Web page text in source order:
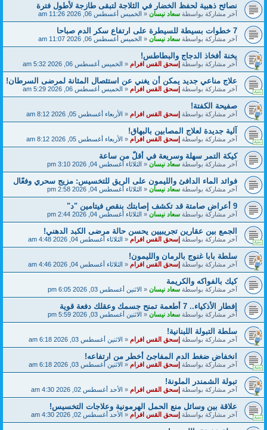
نصائح ذهبية لحفظ الخضار في الثلاجة لتبقى طازجة لأطول فترة
آخر مشاركة بواسطة سعاد نيسان « الخميس أغسطس 06, 2026 11:26 am
7 خطوات بسيطة للسيطرة على ارتفاع سكر الدم صباحا
آخر مشاركة بواسطة سعاد نيسان « الخميس أغسطس 06, 2026 11:07 am
يخنة أفخاذ الدجاج والبطاطس!
آخر مشاركة بواسطة إسحق القس افرام « الخميس أغسطس 06, 2026 5:32 am
علاج مناعي جديد يمكن أن يغني عن استئصال المثانة لمرضى السرطان!
آخر مشاركة بواسطة إسحق القس افرام « الخميس أغسطس 06, 2026 5:29 am
صفيحة الكفتة!
آخر مشاركة بواسطة إسحق القس افرام « الأربعاء أغسطس 05, 2026 8:12 am
آلية جديدة لعلاج المصابين بالبهاق!
آخر مشاركة بواسطة إسحق القس افرام « الأربعاء أغسطس 05, 2026 8:12 am
كيكة التمر سهلة وسريعة في أقلّ من ساعة
آخر مشاركة بواسطة سعاد نيسان « الثلاثاء أغسطس 04, 2026 3:10 pm
فوائد الماء الدافئ والليمون على الريق للتخسيس: مزيج سحري وفعّال
آخر مشاركة بواسطة سعاد نيسان « الثلاثاء أغسطس 04, 2026 2:58 pm
9 أعراض صامتة قد تكشف إصابتك بنقص فيتامين "د"
آخر مشاركة بواسطة سعاد نيسان « الثلاثاء أغسطس 04, 2026 2:44 pm
الجمع بين عقارين تجريبيين يحسن حالة مرضى الكبد الدهني!
آخر مشاركة بواسطة إسحق القس افرام « الثلاثاء أغسطس 04, 2026 4:48 am
سلطة بابا غنوج بالرمان والليمون!
آخر مشاركة بواسطة إسحق القس افرام « الثلاثاء أغسطس 04, 2026 4:46 am
كيك بالفواكه والكريمة
آخر مشاركة بواسطة سعاد نيسان « الاثنين أغسطس 03, 2026 6:05 pm
إفطار الأذكياء.. 7 أطعمة تمنح جسمك وعقلك دفعة قوية
آخر مشاركة بواسطة سعاد نيسان « الاثنين أغسطس 03, 2026 5:59 pm
سلطة التبولة اللبنانية!
آخر مشاركة بواسطة إسحق القس افرام « الاثنين أغسطس 03, 2026 6:18 am
انخفاض ضغط الدم المفاجئ أخطر من ارتفاعه!
آخر مشاركة بواسطة إسحق القس افرام « الاثنين أغسطس 03, 2026 6:18 am
تبولة الشمندر الملونة!
آخر مشاركة بواسطة إسحق القس افرام « الأحد أغسطس 02, 2026 4:30 am
علاقة بين وسائل منع الحمل الهرمونية وعلاجات التخسيس!
آخر مشاركة بواسطة إسحق القس افرام « الأحد أغسطس 02, 2026 4:30 am